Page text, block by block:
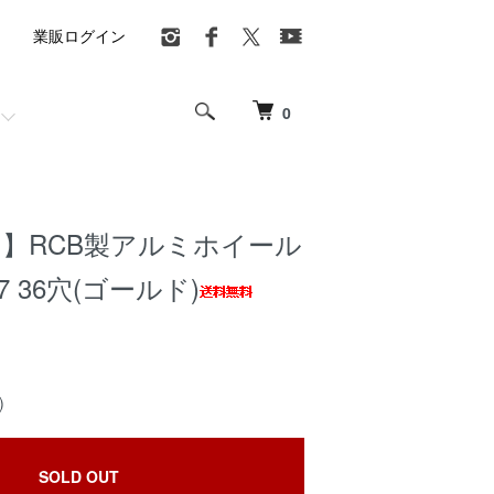
0
業販ログイン
】RCB製アルミホイール
36穴(ゴールド)
SOLD OUT